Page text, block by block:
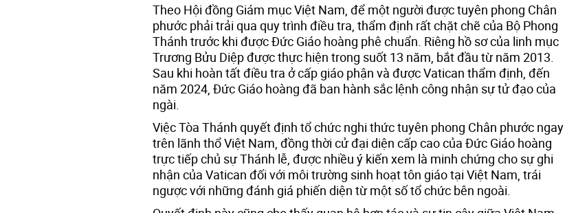
Theo Hội đồng Giám mục Việt Nam, để một người được tuyên phong Chân
phước phải trải qua quy trình điều tra, thẩm định rất chặt chẽ của Bộ Phong
Thánh trước khi được Đức Giáo hoàng phê chuẩn. Riêng hồ sơ của linh mục
Trương Bửu Diệp được thực hiện trong suốt 13 năm, bắt đầu từ năm 2013.
Sau khi hoàn tất điều tra ở cấp giáo phận và được Vatican thẩm định, đến
năm 2024, Đức Giáo hoàng đã ban hành sắc lệnh công nhận sự tử đạo của
ngài.
Việc Tòa Thánh quyết định tổ chức nghi thức tuyên phong Chân phước ngay
trên lãnh thổ Việt Nam, đồng thời cử đại diện cấp cao của Đức Giáo hoàng
trực tiếp chủ sự Thánh lễ, được nhiều ý kiến xem là minh chứng cho sự ghi
nhận của Vatican đối với môi trường sinh hoạt tôn giáo tại Việt Nam, trái
ngược với những đánh giá phiến diện từ một số tổ chức bên ngoài.